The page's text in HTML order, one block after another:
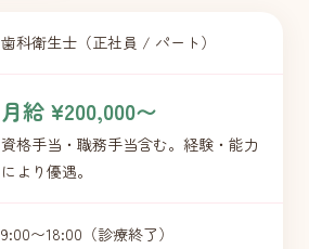
歯科衛生士（正社員 / パート）
月給 ¥200,000〜
資格手当・職務手当含む。経験・能力
により優遇。
9:00〜18:00（診療終了）